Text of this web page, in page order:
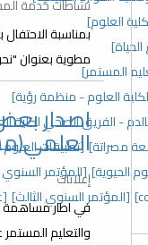
العلوم]
المستمر]
العلوم - منظمة رؤية]
- الفريق الصحي لكلية
مصراتة] [تطبيقات
الحيوية][المؤتمر
[المؤتمر السنوي الثالث]
نشاطات خدمة
مطوية بعنوان
اصدار
إعلانات
في اطار مساهمة
والتعليم